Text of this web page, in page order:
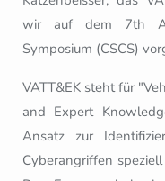
wir auf dem 7th
Symposium (CSCS)
VATT&EK steht für
and Expert
Ansatz zur
Cyberangriffen